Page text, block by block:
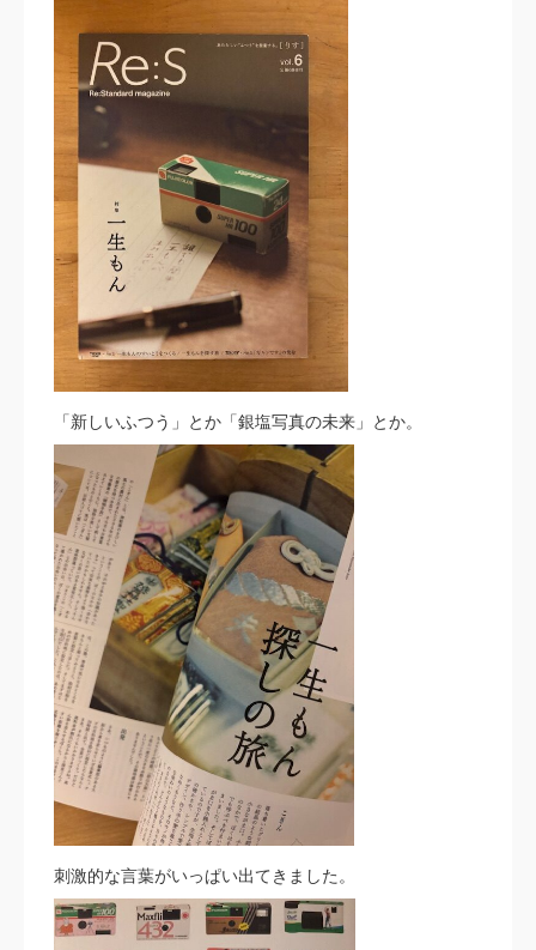
「新しいふつう」とか「銀塩写真の未来」とか。
刺激的な言葉がいっぱい出てきました。